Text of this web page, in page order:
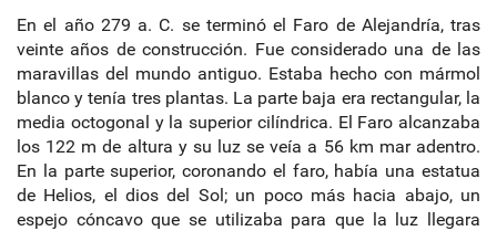
En el año 279 a. C. se terminó el Faro de Alejandría, tras
veinte años de construcción. Fue considerado una de las
maravillas del mundo antiguo. Estaba hecho con mármol
blanco y tenía tres plantas. La parte baja era rectangular, la
media octogonal y la superior cilíndrica. El Faro alcanzaba
los 122 m de altura y su luz se veía a 56 km mar adentro.
En la parte superior, coronando el faro, había una estatua
de Helios, el dios del Sol; un poco más hacia abajo, un
espejo cóncavo que se utilizaba para que la luz llegara